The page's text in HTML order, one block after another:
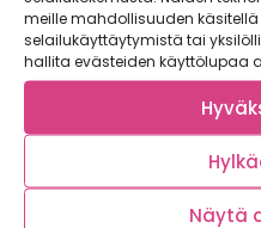
meille mahdollisuuden käsitellä
selailukäyttäytymistä tai
hallita evästeiden käyttölupaa
Näytä
Tilaa